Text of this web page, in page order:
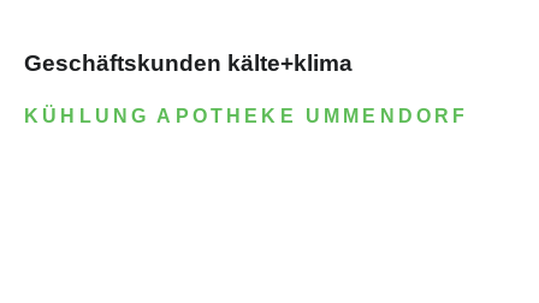
Geschäftskunden kälte+klima
KÜHLUNG APOTHEKE UMMENDORF